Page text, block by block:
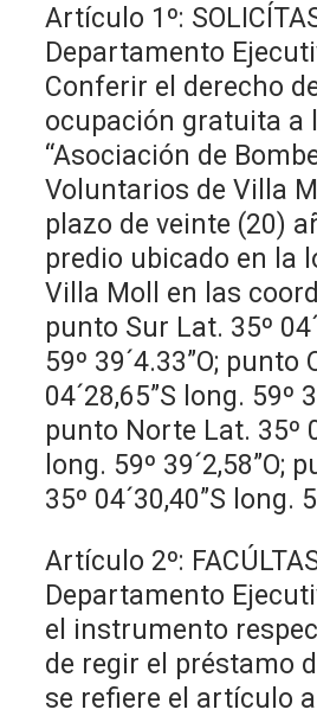
Artículo 1º:
Departamento
Conferir el derecho
ocupación gratuita a
“Asociación de
Voluntarios de Villa
plazo de veinte (20)
predio ubicado en la
Villa Moll en las
punto Sur Lat. 35º
59º 39´4.33”O; punto
04´28,65”S long. 59º
punto Norte Lat. 35º
long. 59º 39´2,58”O;
35º 04´30,40”S long.
Artículo 2º:
Departamento
el instrumento
de regir el préstamo
se refiere el artículo